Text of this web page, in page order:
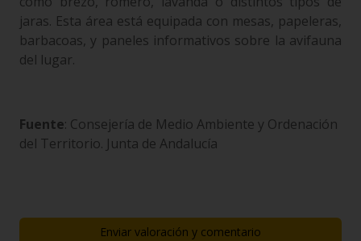
jaras. Esta área está equipada con mesas, papeleras,
barbacoas, y paneles informativos sobre la avifauna
del lugar.
Fuente: Consejería de Medio Ambiente y Ordenación
del Territorio. Junta de Andalucía
Enviar valoración y comentario